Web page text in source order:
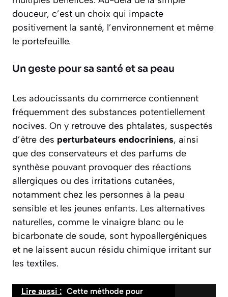
douceur, c’est un choix qui impacte
positivement la santé, l’environnement et même
le portefeuille.
Un geste pour sa santé et sa peau
Les adoucissants du commerce contiennent
fréquemment des substances potentiellement
nocives. On y retrouve des phtalates, suspectés
d’être des perturbateurs endocriniens, ainsi
que des conservateurs et des parfums de
synthèse pouvant provoquer des réactions
allergiques ou des irritations cutanées,
notamment chez les personnes à la peau
sensible et les jeunes enfants. Les alternatives
naturelles, comme le vinaigre blanc ou le
bicarbonate de soude, sont hypoallergéniques
et ne laissent aucun résidu chimique irritant sur
les textiles.
Lire aussi : Cette méthode pour